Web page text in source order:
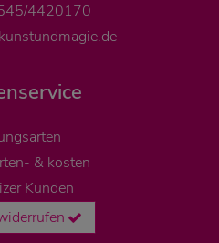
4420170
& kosten
Kunden